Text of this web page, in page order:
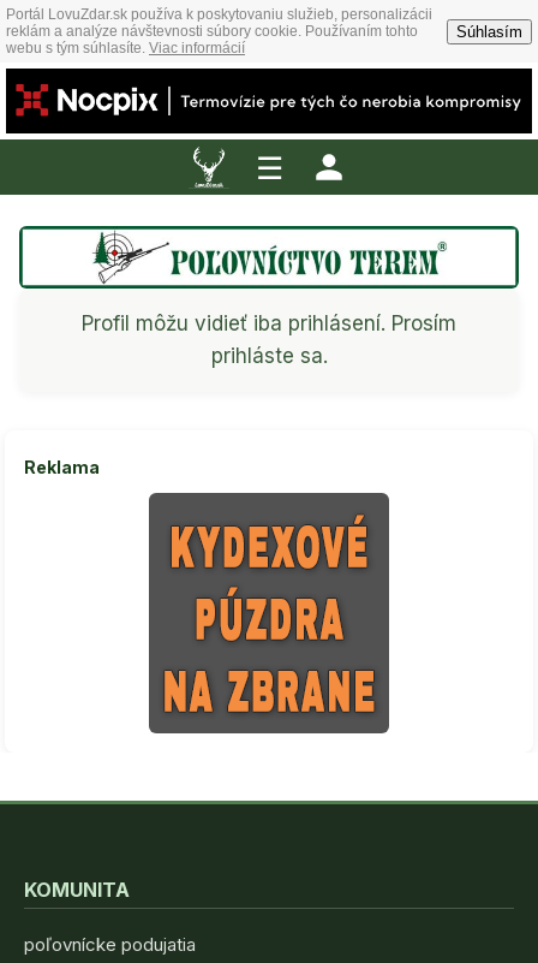
Portál LovuZdar.sk používa k poskytovaniu služieb, personalizácii
reklám a analýze návštevnosti súbory cookie. Používaním tohto
webu s tým súhlasíte. Viac informácií
Súhlasím
☰
Profil môžu vidieť iba prihlásení. Prosím
prihláste sa.
Reklama
KOMUNITA
poľovnícke podujatia